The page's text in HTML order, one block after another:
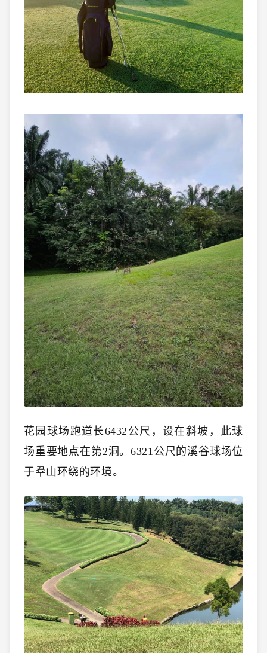
花园球场跑道长6432公尺，设在斜坡，此球
场重要地点在第2洞。6321公尺的溪谷球场位
于羣山环绕的环境。